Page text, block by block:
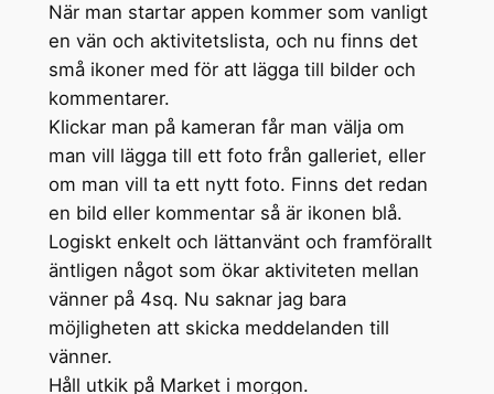
När man startar appen kommer som vanligt
en vän och aktivitetslista, och nu finns det
små ikoner med för att lägga till bilder och
kommentarer.
Klickar man på kameran får man välja om
man vill lägga till ett foto från galleriet, eller
om man vill ta ett nytt foto. Finns det redan
en bild eller kommentar så är ikonen blå.
Logiskt enkelt och lättanvänt och framförallt
äntligen något som ökar aktiviteten mellan
vänner på 4sq. Nu saknar jag bara
möjligheten att skicka meddelanden till
vänner.
Håll utkik på Market i morgon.